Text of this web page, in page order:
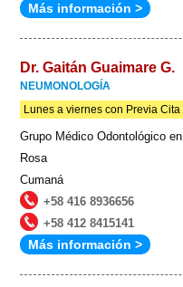
is
Más información >
Dr. Gaitán Guaimare G.
NEUMONOLOGÍA
Lunes a viernes con Previa Cita
Grupo Médico Odontológico
Rosa
Cumaná
+58 416 8936656
+58 412 8415141
Más información >